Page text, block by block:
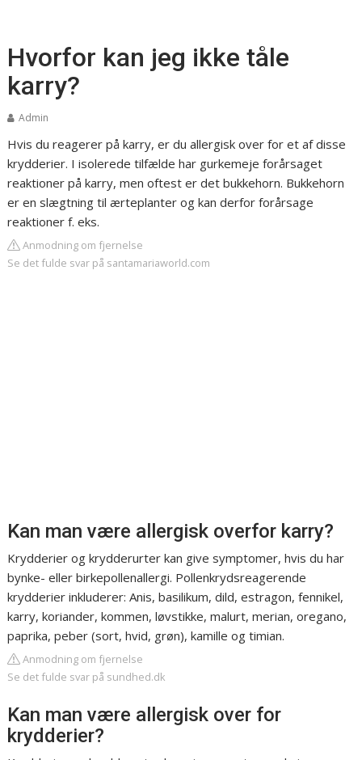
Hvorfor kan jeg ikke tåle
karry?
Admin
Hvis du reagerer på karry, er du allergisk over for et af disse
krydderier. I isolerede tilfælde har gurkemeje forårsaget
reaktioner på karry, men oftest er det bukkehorn. Bukkehorn
er en slægtning til ærteplanter og kan derfor forårsage
reaktioner f. eks.
Anmodning om fjernelse
Se det fulde svar på santamariaworld.com
Kan man være allergisk overfor karry?
Krydderier og krydderurter kan give symptomer, hvis du har
bynke- eller birkepollenallergi. Pollenkrydsreagerende
krydderier inkluderer: Anis, basilikum, dild, estragon, fennikel,
karry, koriander, kommen, løvstikke, malurt, merian, oregano,
paprika, peber (sort, hvid, grøn), kamille og timian.
Anmodning om fjernelse
Se det fulde svar på sundhed.dk
Kan man være allergisk over for
krydderier?